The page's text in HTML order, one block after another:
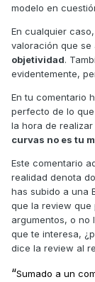
https://
rativas/2018/
yamaha-tmax/
Todo lo dicho
los cascos...
Saludos
modelo en
En cualquier
valoración que se
objetividad.
evidentemente,
En tu comentario
perfecto de lo
la hora de realizar
curvas no es tu
Este comentario
realidad denota
has subido a una
que la review que
argumentos, o no
que te interesa,
dice la review al
“Sumado a un